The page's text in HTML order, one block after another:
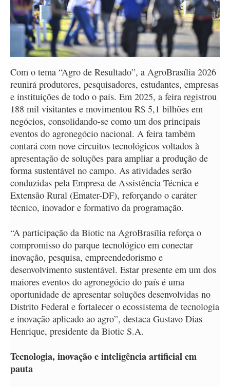
Com o tema “Agro de Resultado”, a AgroBrasília 2026
reunirá produtores, pesquisadores, estudantes, empresas
e instituições de todo o país. Em 2025, a feira registrou
188 mil visitantes e movimentou R$ 5,1 bilhões em
negócios, consolidando-se como um dos principais
eventos do agronegócio nacional. A feira também
contará com nove circuitos tecnológicos voltados à
apresentação de soluções para ampliar a produção de
forma sustentável no campo. As atividades serão
conduzidas pela Empresa de Assistência Técnica e
Extensão Rural (Emater-DF), reforçando o caráter
técnico, inovador e formativo da programação.
“A participação da Biotic na AgroBrasília reforça o
compromisso do parque tecnológico em conectar
inovação, pesquisa, empreendedorismo e
desenvolvimento sustentável. Estar presente em um dos
maiores eventos do agronegócio do país é uma
oportunidade de apresentar soluções desenvolvidas no
Distrito Federal e fortalecer o ecossistema de tecnologia
e inovação aplicado ao agro”, destaca Gustavo Dias
Henrique, presidente da Biotic S.A.
Tecnologia, inovação e inteligência artificial em
pauta